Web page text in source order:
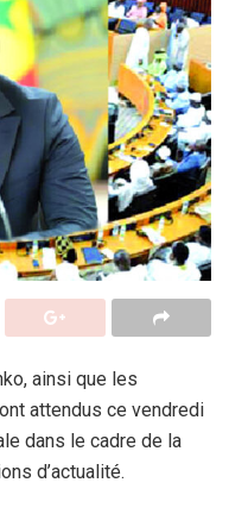
ainsi que les
attendus ce vendredi
dans le cadre de la
d’actualité.